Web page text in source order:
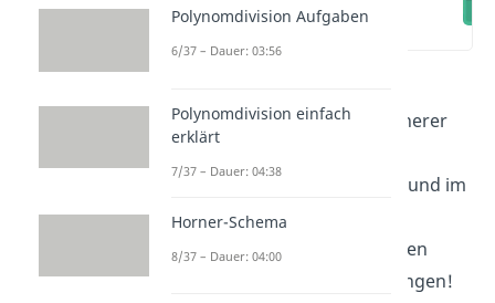
(00:11)
Aufgabenhelfen dir dabei, sicherer
Unbekannten zu werden. Hier und im
Videofindest du verschiedene
Aufgabentypen in verschiedenen
Schwierigkeitsstufen mit Lösungen!
Polynomdivision Aufgaben
6/37 – Dauer: 03:56
Polynomdivision einfach
erklärt
7/37 – Dauer: 04:38
Horner-Schema
8/37 – Dauer: 04:00